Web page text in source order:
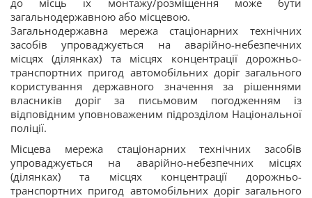
до місць їх монтажу/розміщення може бути
загальнодержавною або місцевою.
Загальнодержавна мережа стаціонарних технічних
засобів упроваджується на аварійно-небезпечних
місцях (ділянках) та місцях концентрації дорожньо-
транспортних пригод автомобільних доріг загального
користування державного значення за рішеннями
власників доріг за письмовим погодженням із
відповідним уповноваженим підрозділом Національної
поліції.
Місцева мережа стаціонарних технічних засобів
упроваджується на аварійно-небезпечних місцях
(ділянках) та місцях концентрації дорожньо-
транспортних пригод автомобільних доріг загального